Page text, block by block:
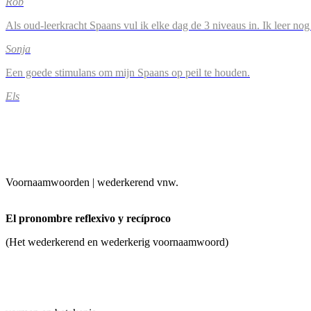
Als oud-leerkracht Spaans vul ik elke dag de 3 niveaus in. Ik leer
Sonja
Een goede stimulans om mijn Spaans op peil te houden.
Els
Voornaamwoorden | wederkerend vnw.
El pronombre reflexivo y recíproco
(Het wederkerend en wederkerig voornaamwoord)